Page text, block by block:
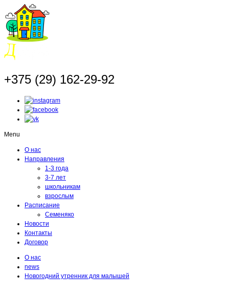
+375 (29) 162-29-92
Menu
О нас
Направления
1-3 года
3-7 лет
школьникам
взрослым
Расписание
Семеняко
Новости
Контакты
Договор
О нас
news
Новогодний утренник для малышей